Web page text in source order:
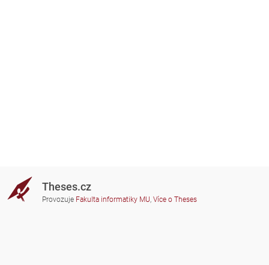
Theses.cz
Provozuje Fakulta informatiky MU, Více o Theses